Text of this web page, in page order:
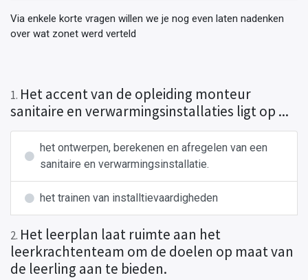
Via enkele korte vragen willen we je nog even laten nadenken
over wat zonet werd verteld
1. Het accent van de opleiding monteur
sanitaire en verwarmingsinstallaties ligt op ...
het ontwerpen, berekenen en afregelen van een
sanitaire en verwarmingsinstallatie.
het trainen van installtievaardigheden
2. Het leerplan laat ruimte aan het
leerkrachtenteam om de doelen op maat van
de leerling aan te bieden.